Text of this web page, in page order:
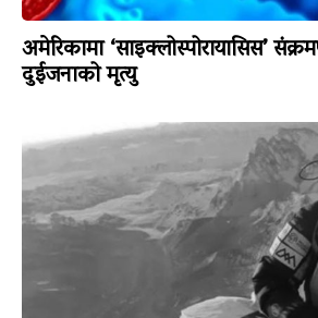
अमेरिकामा ‘साइक्लोस्पोरायासिस’
दुईजनाको मृत्यु